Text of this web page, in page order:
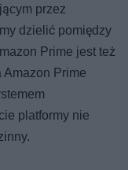
przez
dzielić pomiędzy
Prime jest też
Amazon Prime
platformy nie